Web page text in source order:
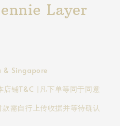
Layer
& Singapore
店铺T&C |凡下单等同于同意
需自行上传收据并等待确认